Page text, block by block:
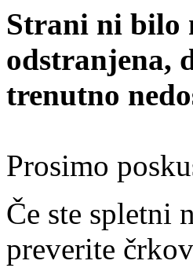
Strani ni bilo
odstranjena,
trenutno
Prosimo
Če ste spletni
preverite